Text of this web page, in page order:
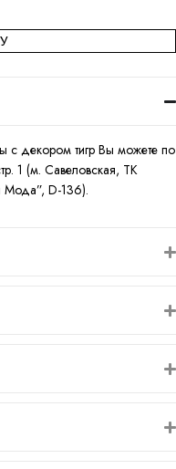
с декором тигр Вы можете по
1 (м. Савеловская, ТК
Мода”, D-136).